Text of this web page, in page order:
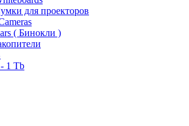
для проекторов
( Бинокли )
1 Tb